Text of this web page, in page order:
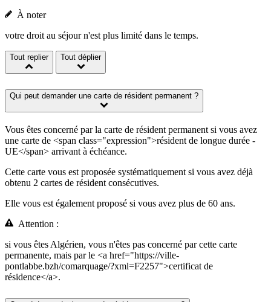
À noter
votre droit au séjour n'est plus limité dans le temps.
Tout replier Tout déplier
Qui peut demander une carte de résident permanent ?
Vous êtes concerné par la carte de résident permanent si vous avez
une carte de <span class="expression">résident de longue durée -
UE</span> arrivant à échéance.
Cette carte vous est proposée systématiquement si vous avez déjà
obtenu 2 cartes de résident consécutives.
Elle vous est également proposé si vous avez plus de 60 ans.
Attention :
si vous êtes Algérien, vous n'êtes pas concerné par cette carte
permanente, mais par le <a href="https://ville-
pontlabbe.bzh/comarquage/?xml=F2257">certificat de
résidence</a>.